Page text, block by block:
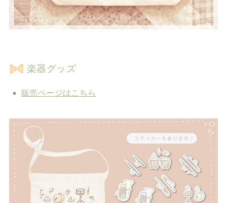
楽器グッズ
販売ページはこちら